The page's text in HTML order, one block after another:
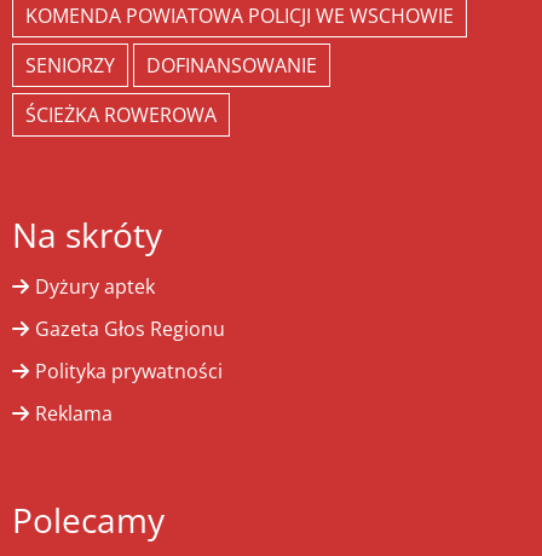
KOMENDA POWIATOWA POLICJI WE WSCHOWIE
SENIORZY
DOFINANSOWANIE
ŚCIEŻKA ROWEROWA
Na skróty
Dyżury aptek
Gazeta Głos Regionu
Polityka prywatności
Reklama
Polecamy